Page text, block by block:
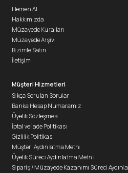
Hemen Al
Hakkımızda
Müzayede Kuralları
Müzayede Arşivi
Bizimle Satın
İletişim
Müşteri Hizmetleri
Sıkça Sorulan Sorular
Banka Hesap Numaramız
Üyelik Sözleşmesi
İptal ve İade Politikası
Gizlilik Politikası
Müşteri Aydınlatma Metni
Üyelik Süreci Aydınlatma Metni
Sipariş / Müzayede Kazanımı Süreci